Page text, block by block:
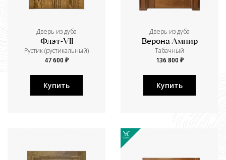
Дверь из дуба
Флэт-VII
Рустик (рустикальный)
47 600 ₽
Купить
Дверь из дуба
Верона Ампир
Табачный
136 800 ₽
Купить